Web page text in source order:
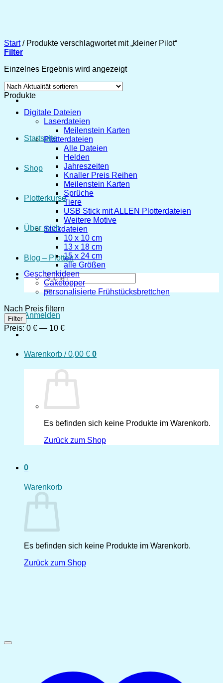
Startseite
Shop
Plotterkurse
Über mich
Blog – Plotten
Suchen
nach:
Anmelden
Warenkorb /0,00 € 0
Es befinden sich keine Produkte im Warenkorb.
Zurück zum Shop
0
Warenkorb
Es befinden sich keine Produkte im Warenkorb.
Zurück zum Shop
Start /Produkte verschlagwortet mit „kleiner Pilot“
Filter
Einzelnes Ergebnis wird angezeigt
Produkte
Digitale Dateien
Laserdateien
Meilenstein Karten
Plotterdateien
Alle Dateien
Helden
Jahreszeiten
Knaller Preis Reihen
Meilenstein Karten
Sprüche
Tiere
USB Stick mit ALLEN Plotterdateien
Weitere Motive
Stickdateien
10 x 10 cm
13 x 18 cm
15 x 24 cm
alle Größen
Geschenkideen
Caketopper
personalisierte Frühstücksbrettchen
Nach Preis filtern
Min.
Preis
Max.
Preis
Filter
Preis: 0 € — 10 €